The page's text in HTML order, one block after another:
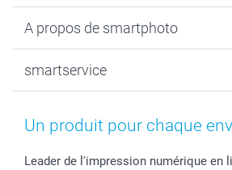
Tirage photo & agrandissement
MyNameBook
Stickers & Etiquettes
Cadres photo, accessoires déco &
Calendrier photos & Agendas photo
Anniversaire
Fin d'études
Naissance & baptême
Fête des Pères
Toussaint
A propos de smartphoto
Durabilité
Conditions
Droit de rétraction
Plaintes
smartservice
smartgarantie
smartbonus
smartfriends
Un produit pour chaque
Leader de l'impression numérique en